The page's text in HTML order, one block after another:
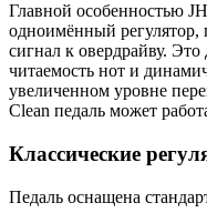
Главной особенностью
одноимённый
сигнал к овердрайву. Это
читаемость нот и
увеличенном уровне
Clean педаль может
Классические
Педаль оснащена